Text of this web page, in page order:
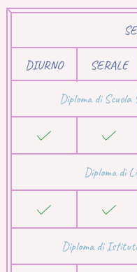
DIURNO SERALE
Diploma di
Diploma di
Diploma di